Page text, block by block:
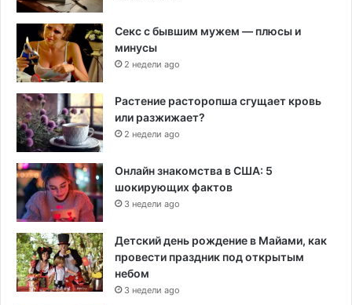
Секс с бывшим мужем — плюсы и
минусы
2 недели ago
Растение расторопша сгущает кровь
или разжижает?
2 недели ago
Онлайн знакомства в США: 5
шокирующих фактов
3 недели ago
Детский день рождение в Майами, как
провести праздник под открытым
небом
3 недели ago